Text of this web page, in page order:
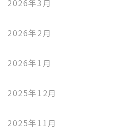
2026年3月
2026年2月
2026年1月
2025年12月
2025年11月